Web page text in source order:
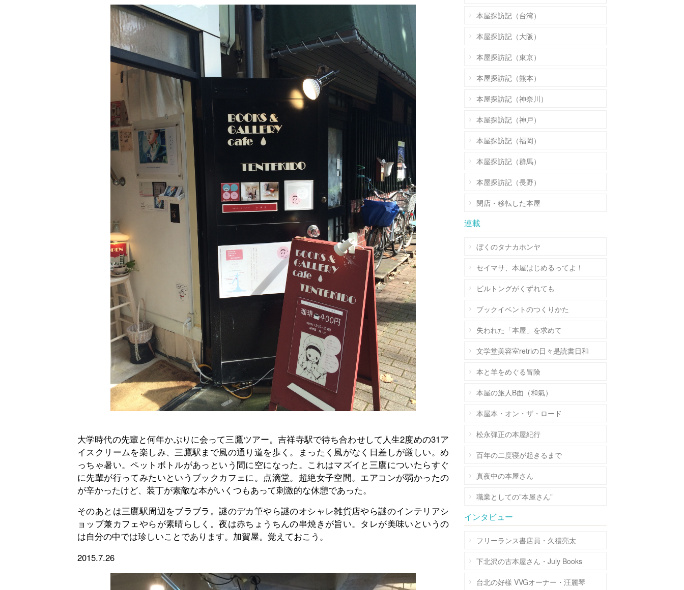
大学時代の先輩と何年かぶりに会って三鷹ツアー。吉祥寺駅で待ち合わせして人生2度めの31ア
イスクリームを楽しみ、三鷹駅まで風の通り道を歩く。まったく風がなく日差しが厳しい。め
っちゃ暑い。ペットボトルがあっという間に空になった。これはマズイと三鷹についたらすぐ
に先輩が行ってみたいというブックカフェに。点滴堂。超絶女子空間。エアコンが弱かったの
が辛かったけど、装丁が素敵な本がいくつもあって刺激的な休憩であった。
そのあとは三鷹駅周辺をブラブラ。謎のデカ筆やら謎のオシャレ雑貨店やら謎のインテリアシ
ョップ兼カフェやらが素晴らしく。夜は赤ちょうちんの串焼きが旨い。タレが美味いというの
は自分の中では珍しいことであります。加賀屋。覚えておこう。
2015.7.26
本屋探訪記（台湾）
本屋探訪記（大阪）
本屋探訪記（東京）
本屋探訪記（熊本）
本屋探訪記（神奈川）
本屋探訪記（神戸）
本屋探訪記（福岡）
本屋探訪記（群馬）
本屋探訪記（長野）
閉店・移転した本屋
連載
ぼくのタナカホンヤ
セイマサ、本屋はじめるってよ！
ビルトングがくずれても
ブックイベントのつくりかた
失われた「本屋」を求めて
文学堂美容室retriの日々是読書日和
本と羊をめぐる冒険
本屋の旅人B面（和氣）
本屋本・オン・ザ・ロード
松永弾正の本屋紀行
百年の二度寝が起きるまで
真夜中の本屋さん
職業としての”本屋さん”
インタビュー
フリーランス書店員・久禮亮太
下北沢の古本屋さん・July Books
台北の好樣 VVGオーナー・汪麗琴